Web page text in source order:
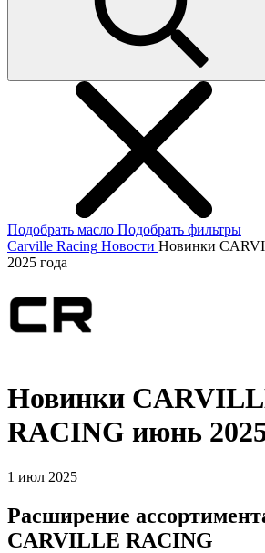
Подобрать масло Подобрать фильтры
Carville Racing Новости Новинки
2025 года
Новинки
RACING июнь
1 июл 2025
Расширение
CARVILLE RACING